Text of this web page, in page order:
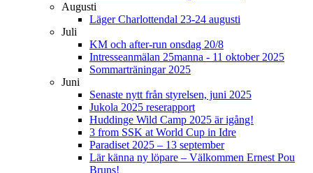
Augusti
Läger Charlottendal 23-24 augusti
Juli
KM och after-run onsdag 20/8
Intresseanmälan 25manna - 11 oktober 2025
Sommarträningar 2025
Juni
Senaste nytt från styrelsen, juni 2025
Jukola 2025 reserapport
Huddinge Wild Camp 2025 är igång!
3 from SSK at World Cup in Idre
Paradiset 2025 – 13 september
Lär känna ny löpare – Välkommen Ernest Pou
Bruns!